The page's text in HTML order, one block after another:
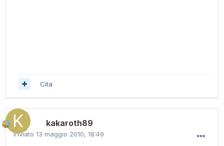
Cita
kakaroth89
Inviato 13 maggio 2010, 18:49